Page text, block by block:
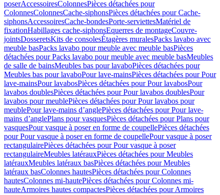
poserAccessoiresColonnesPièces détachées pour
ColonnesColonnesCache-siphonsPièces détachées pour Cache-
siphonsAccessoiresCache-bondesPorte-serviettesMatériel de
fixationHabillages cache-siphonsEquerres de montageCouvre-
jointsDosseretsKits de consolesÉtagères muralesPacks lavabo avec
meuble basPacks lavabo pour meuble avec meuble basPièces
détachées pour Packs lavabo pour meuble avec meuble basMeubles
de salle de bainsMeubles bas pour lavaboPièces détachées pour
Meubles bas pour lavaboPour lave-mainsPièces détachées pour Pour
lave-mainsPour lavabosPièces détachées pour Pour lavabosPour
lavabos doublesPièces détachées pour Pour lavabos doublesPour
lavabos pour meublePièces détachées pour Pour lavabos pour
meublePour lave-mains d’anglePièces détachées pour Pour lave-
mains d’anglePlans pour vasquesPièces détachées pour Plans pour
vasquesPour vasque à poser en forme de coupellePièces détachées
pour Pour vasque à poser en forme de coupellePour vasque à poser
rectangulairePièces détachées pour Pour vasque à poser
rectangulaireMeubles latérauxPièces détachées pour Meubles
latérauxMeubles latéraux basPièces détachées pour Meubles
latéraux basColonnes hautesPièces détachées pour Colonnes
hautesColonnes mi-hautePièces détachées pour Colonnes mi-
hauteArmoires hautes compactesPièces détachées pour Armoires